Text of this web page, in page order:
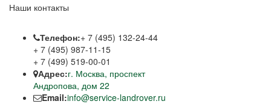
Наши контакты
Телефон:+ 7 (495) 132-24-44
+ 7 (495) 987-11-15
+ 7 (499) 519-00-01
Адрес:г. Москва, проспект
Андропова, дом 22
Email:info@service-landrover.ru